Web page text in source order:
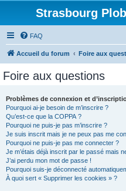
Strasbourg
FAQ
Accueil du forum Foire aux
Foire aux questions
Problèmes de connexion et
Pourquoi ai-je besoin de m’inscrire ?
Qu’est-ce que la COPPA ?
Pourquoi ne puis-je pas m’inscrire ?
Je suis inscrit mais je ne peux pas me
Pourquoi ne puis-je pas me connecter ?
Je m’étais déjà inscrit par le passé mais
J’ai perdu mon mot de passe !
Pourquoi suis-je déconnecté
À quoi sert « Supprimer les cookies » ?